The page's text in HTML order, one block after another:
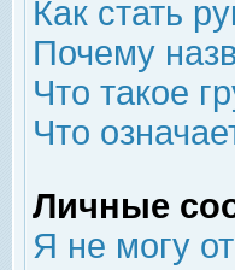
Как стать
Почему
Что такое
Что
Личные
Я не могу